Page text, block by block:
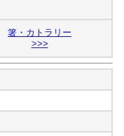
箸・カトラリー
>>>